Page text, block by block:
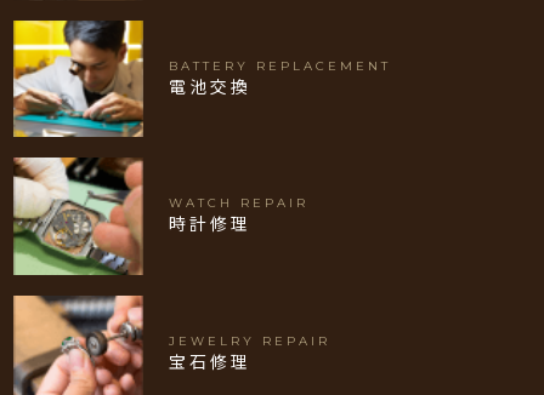
BATTERY REPLACEMENT
電池交換
WATCH REPAIR
時計修理
JEWELRY REPAIR
宝石修理